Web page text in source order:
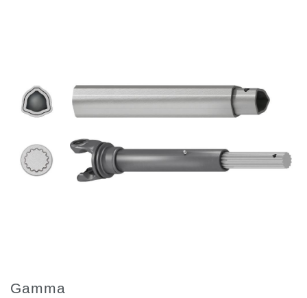
Controllo
Circuiti idraulici Integrati
Valvole di controllo direzionale
Valvole a cartuccia
Scambiatori di calore
Gamma